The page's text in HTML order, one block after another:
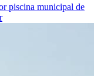
piscina municipal de